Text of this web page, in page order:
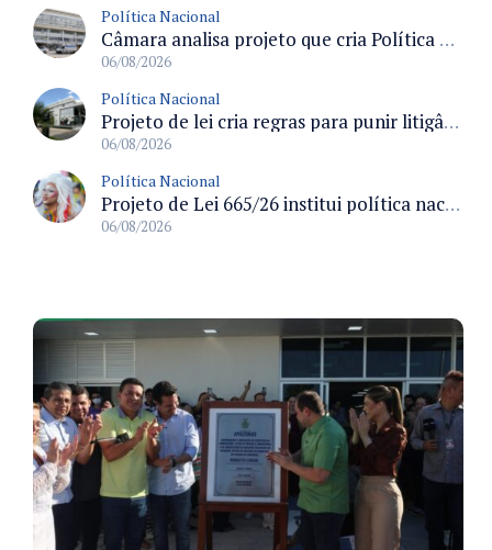
Política Nacional
Câmara analisa projeto que cria Política Nacional de Qualificação e Valorização da Preceptoria na Residência Médica
06/08/2026
Política Nacional
Projeto de lei cria regras para punir litigância abusiva reversa e integrar sistemas do Judiciário
06/08/2026
Política Nacional
Projeto de Lei 665/26 institui política nacional para prevenção ao transfeminicídio e prevê medidas de proteção e reparação
06/08/2026